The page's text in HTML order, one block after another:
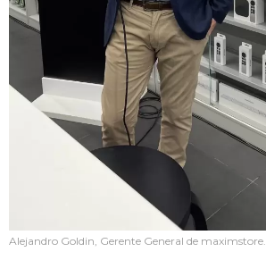
Alejandro Goldin, Gerente General de maximstore.